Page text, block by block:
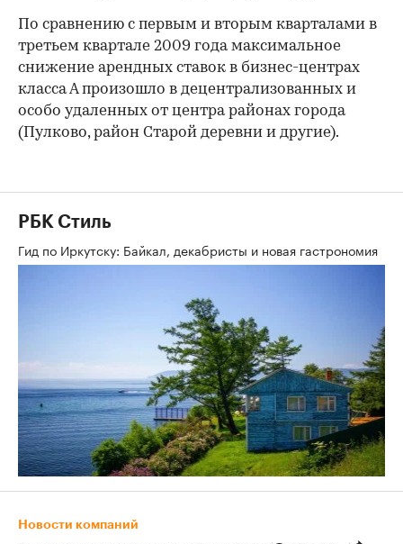
По сравнению с первым и вторым кварталами в
третьем квартале 2009 года максимальное
снижение арендных ставок в бизнес-центрах
класса А произошло в децентрализованных и
особо удаленных от центра районах города
(Пулково, район Старой деревни и другие).
РБК Стиль
Гид по Иркутску: Байкал, декабристы и новая гастрономия
Новости компаний